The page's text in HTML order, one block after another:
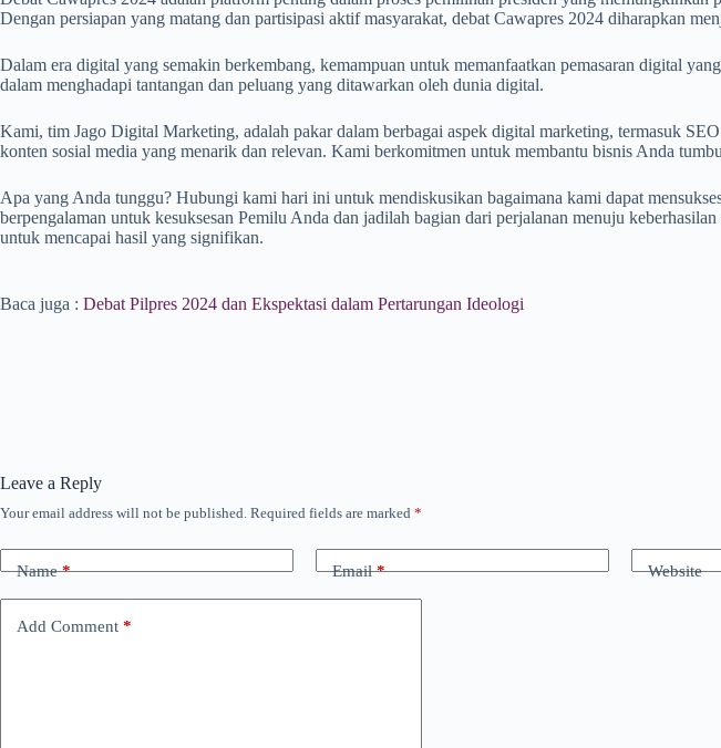
Dengan persiapan yang matang dan partisipasi aktif masyarakat, debat Cawapres 2024 diharapkan
Dalam era digital yang semakin berkembang, kemampuan untuk memanfaatkan pemasaran digital
dalam menghadapi tantangan dan peluang yang ditawarkan oleh dunia digital.
Kami, tim Jago Digital Marketing, adalah pakar dalam berbagai aspek digital marketing, termasuk
konten sosial media yang menarik dan relevan. Kami berkomitmen untuk membantu bisnis Anda
Apa yang Anda tunggu? Hubungi kami hari ini untuk mendiskusikan bagaimana kami dapat
berpengalaman untuk kesuksesan Pemilu Anda dan jadilah bagian dari perjalanan menuju
untuk mencapai hasil yang signifikan.
Baca juga : Debat Pilpres 2024 dan Ekspektasi dalam Pertarungan Ideologi
Leave a Reply
Your email address will not be published. Required fields are marked *
Name* Email* Website
Add Comment *